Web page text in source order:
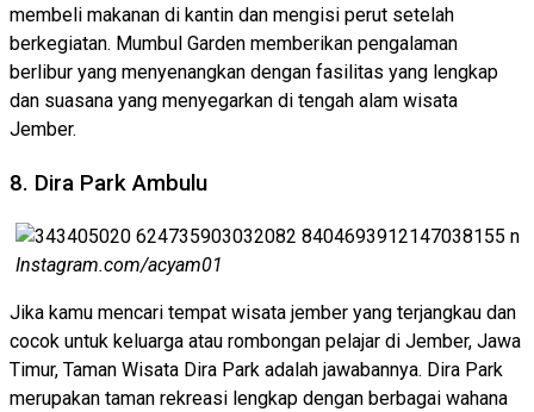
membeli makanan di kantin dan mengisi perut setelah
berkegiatan. Mumbul Garden memberikan pengalaman
berlibur yang menyenangkan dengan fasilitas yang lengkap
dan suasana yang menyegarkan di tengah alam wisata
Jember.
8. Dira Park Ambulu
Instagram.com/acyam01
Jika kamu mencari tempat wisata jember yang terjangkau dan
cocok untuk keluarga atau rombongan pelajar di Jember, Jawa
Timur, Taman Wisata Dira Park adalah jawabannya. Dira Park
merupakan taman rekreasi lengkap dengan berbagai wahana